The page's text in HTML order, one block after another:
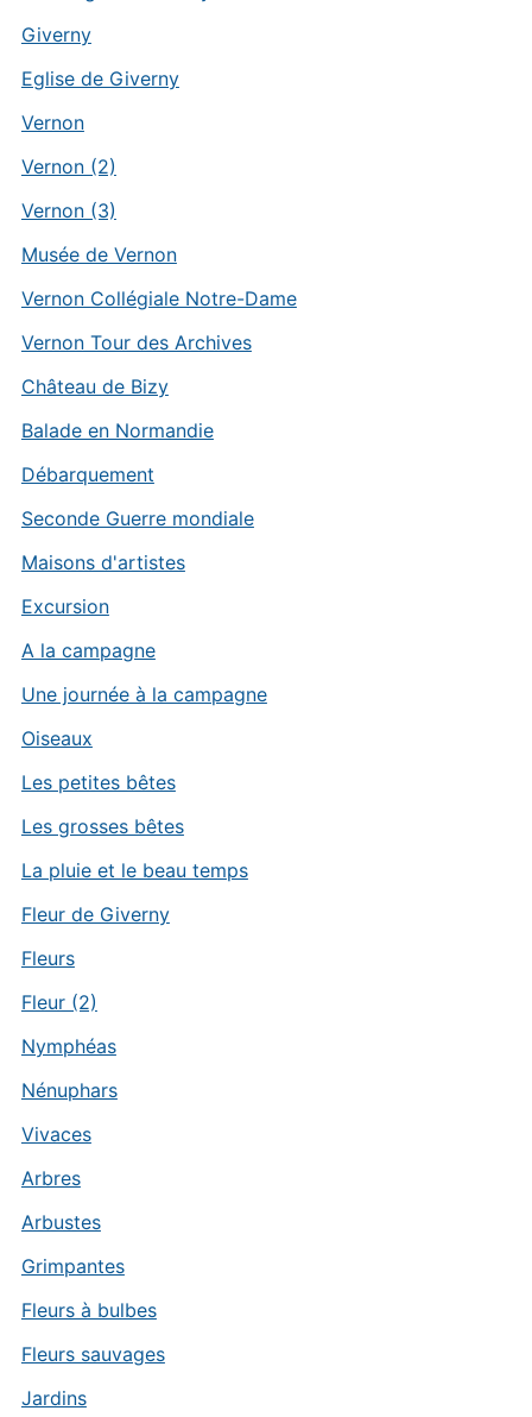
Giverny
Eglise de Giverny
Vernon
Vernon (2)
Vernon (3)
Musée de Vernon
Vernon Collégiale Notre-Dame
Vernon Tour des Archives
Château de Bizy
Balade en Normandie
Débarquement
Seconde Guerre mondiale
Maisons d'artistes
Excursion
A la campagne
Une journée à la campagne
Oiseaux
Les petites bêtes
Les grosses bêtes
La pluie et le beau temps
Fleur de Giverny
Fleurs
Fleur (2)
Nymphéas
Nénuphars
Vivaces
Arbres
Arbustes
Grimpantes
Fleurs à bulbes
Fleurs sauvages
Jardins